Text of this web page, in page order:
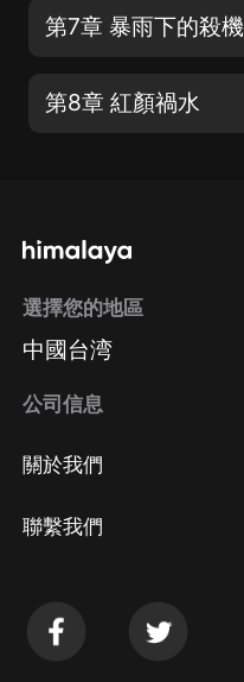
第7章 暴雨下的殺機
第8章 紅顏禍水
選擇您的地區
中國台湾
公司信息
關於我們
聯繫我們